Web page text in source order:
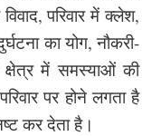
परिवार में क्लेश,
का योग, नौकरी-
में समस्याओं की
पर होने लगता है
कर देता है।